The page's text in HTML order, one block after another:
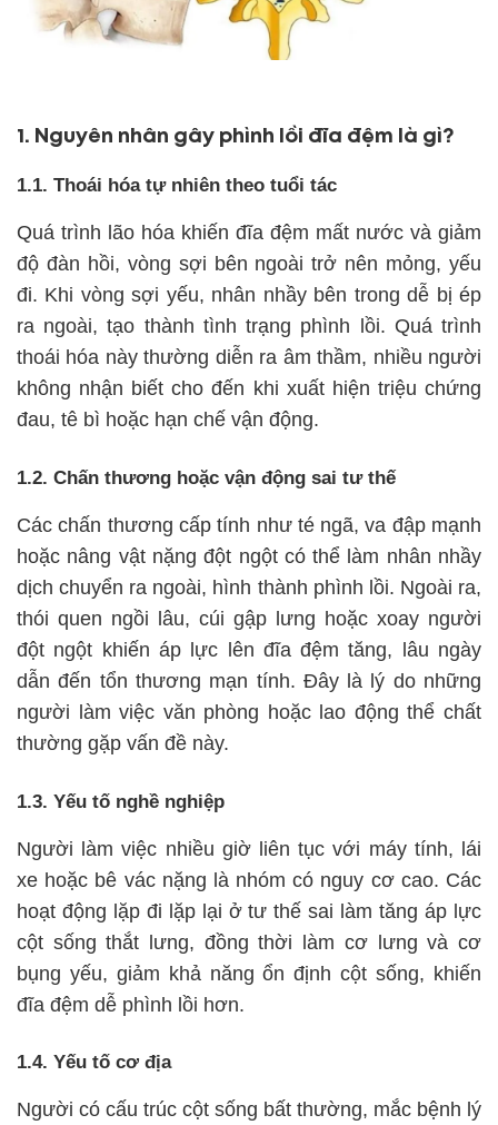
1. Nguyên nhân gây phình lồi đĩa đệm là gì?
1.1. Thoái hóa tự nhiên theo tuổi tác
Quá trình lão hóa khiến đĩa đệm mất nước và giảm
độ đàn hồi, vòng sợi bên ngoài trở nên mỏng, yếu
đi. Khi vòng sợi yếu, nhân nhầy bên trong dễ bị ép
ra ngoài, tạo thành tình trạng phình lồi. Quá trình
thoái hóa này thường diễn ra âm thầm, nhiều người
không nhận biết cho đến khi xuất hiện triệu chứng
đau, tê bì hoặc hạn chế vận động.
1.2. Chấn thương hoặc vận động sai tư thế
Các chấn thương cấp tính như té ngã, va đập mạnh
hoặc nâng vật nặng đột ngột có thể làm nhân nhầy
dịch chuyển ra ngoài, hình thành phình lồi. Ngoài ra,
thói quen ngồi lâu, cúi gập lưng hoặc xoay người
đột ngột khiến áp lực lên đĩa đệm tăng, lâu ngày
dẫn đến tổn thương mạn tính. Đây là lý do những
người làm việc văn phòng hoặc lao động thể chất
thường gặp vấn đề này.
1.3. Yếu tố nghề nghiệp
Người làm việc nhiều giờ liên tục với máy tính, lái
xe hoặc bê vác nặng là nhóm có nguy cơ cao. Các
hoạt động lặp đi lặp lại ở tư thế sai làm tăng áp lực
cột sống thắt lưng, đồng thời làm cơ lưng và cơ
bụng yếu, giảm khả năng ổn định cột sống, khiến
đĩa đệm dễ phình lồi hơn.
1.4. Yếu tố cơ địa
Người có cấu trúc cột sống bất thường, mắc bệnh lý